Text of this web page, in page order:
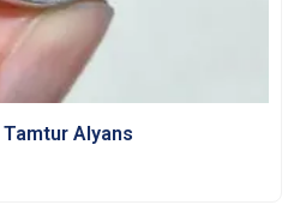
Tamtur Alyans